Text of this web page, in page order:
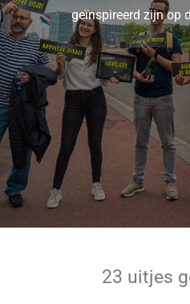
geïnspireerd zijn op
23 uitjes